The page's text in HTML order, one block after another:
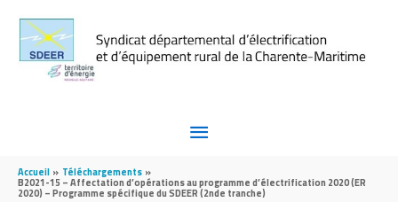
MENU
PRINCIPAL
Accueil Téléchargements
B2021-15 – Affectation d’opérations au programme d’électrification 2020 (ER
2020) – Programme spécifique du SDEER (2nde tranche)